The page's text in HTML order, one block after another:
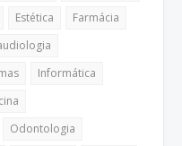
Estética
Farmácia
Informática
Odontologia